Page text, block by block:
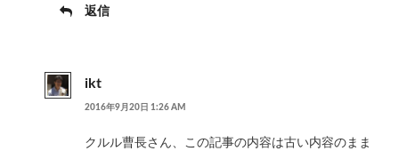
返信
ikt
2016年9月20日 1:26 AM
クルル曹長さん、この記事の内容は古い内容のまま